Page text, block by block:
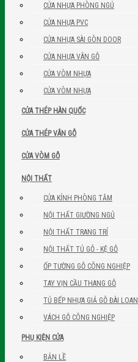
CỬA NHỰA PHÒNG NGỦ
CỬA NHỰA PVC
CỬA NHỰA SÀI GÒN DOOR
CỬA NHỰA VÂN GỖ
CỬA VÒM NHỰA
CỬA VÒM NHỰA
CỬA THÉP HÀN QUỐC
CỬA THÉP VÂN GỖ
CỬA VÒM GỖ
NỘI THẤT
CỬA KÍNH PHÒNG TẮM
NỘI THẤT GIƯỜNG NGỦ
NỘI THẤT TRANG TRÍ
NỘI THẤT TỦ GỖ - KỆ GỖ
ỐP TƯỜNG GỖ CÔNG NGHIỆP
TAY VỊN CẦU THANG GỖ
TỦ BẾP NHỰA GIẢ GỖ ĐÀI LOAN
VÁCH GỖ CÔNG NGHIỆP
PHỤ KIỆN CỬA
BẢN LỀ